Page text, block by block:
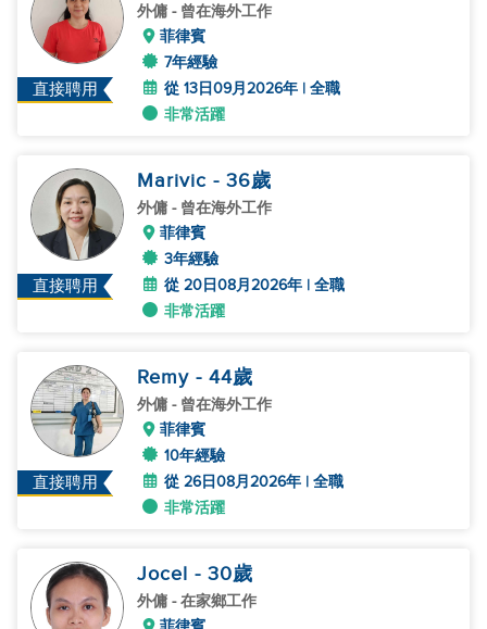
直接聘用
外傭 - 曾在海外工作
菲律賓
7年經驗
從 13日09月2026年 | 全職
非常活躍
直接聘用
Marivic - 36歲
外傭 - 曾在海外工作
菲律賓
3年經驗
從 20日08月2026年 | 全職
非常活躍
直接聘用
Remy - 44歲
外傭 - 曾在海外工作
菲律賓
10年經驗
從 26日08月2026年 | 全職
非常活躍
Jocel - 30歲
外傭 - 在家鄉工作